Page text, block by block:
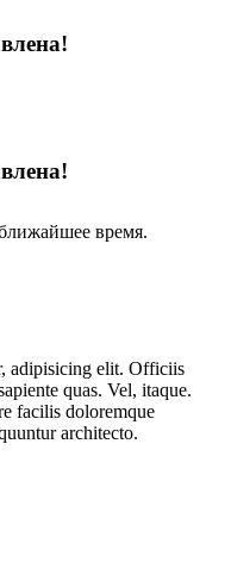
время.
adipisicing elit. Officiis
quas. Vel, itaque.
facilis doloremque
architecto.